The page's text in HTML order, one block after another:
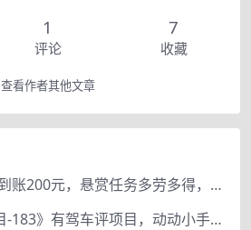
1
评论
7
收藏
查看作者其他文章
赏帮赚悬赏奖励到账200元，悬赏任务多劳多得，人人可做。
《188个赚钱项目-183》有驾车评项目，动动小手，复制粘贴赚44元！